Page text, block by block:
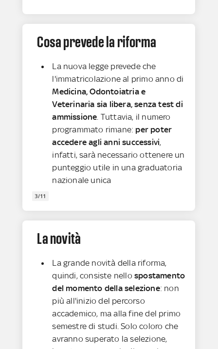
Cosa prevede la riforma
La nuova legge prevede che
l'immatricolazione al primo anno di
Medicina, Odontoiatria e
Veterinaria sia libera, senza test di
ammissione . Tuttavia, il numero
programmato rimane: per poter
accedere agli anni successivi,
infatti, sarà necessario ottenere un
punteggio utile in una graduatoria
nazionale unica
3/11
La novità
La grande novità della riforma,
quindi, consiste nellospostamento
del momento della selezione: non
più all'inizio del percorso
accademico, ma alla fine del primo
semestre di studi. Solo coloro che
avranno superato la selezione,